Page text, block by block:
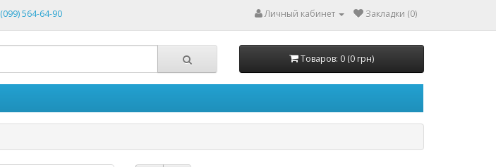
(099) 564-64-90 Личный кабинет Закладки (0)
Товаров: 0 (0 грн)